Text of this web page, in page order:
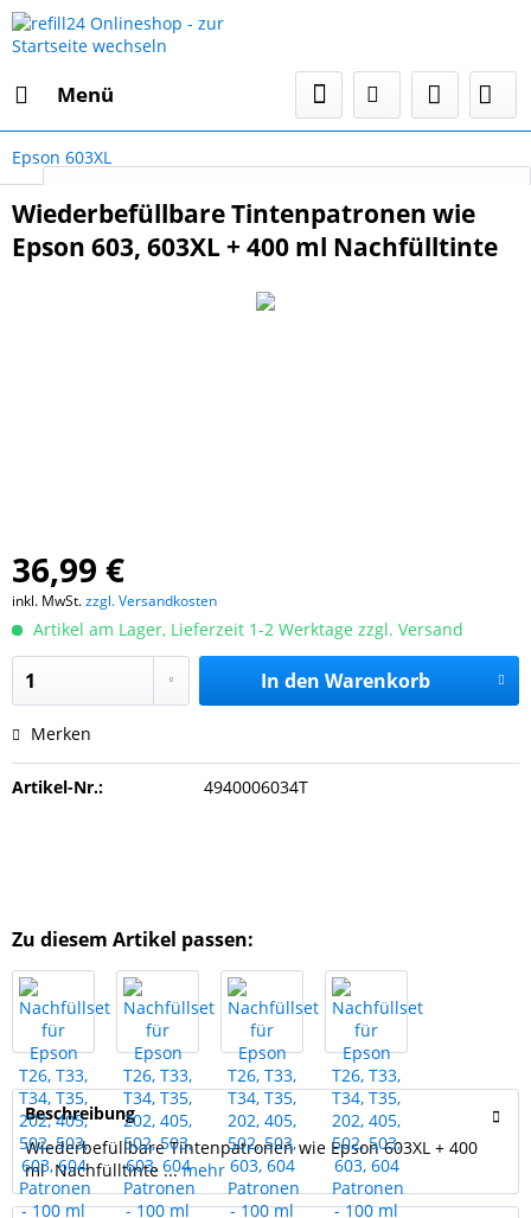
Menü
Epson 603XL
Wiederbefüllbare Tintenpatronen wie
Epson 603, 603XL + 400 ml Nachfülltinte
36,99 €
inkl. MwSt.zzgl. Versandkosten
Artikel am Lager, Lieferzeit 1-2 Werktage zzgl. Versand
In den Warenkorb
Merken
Artikel-Nr.: 4940006034T
Zu diesem Artikel passen:
Beschreibung
Wiederbefüllbare Tintenpatronen wie Epson 603XL + 400
ml Nachfülltinte ...mehr